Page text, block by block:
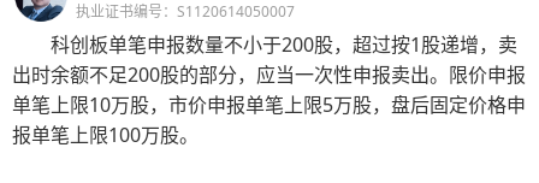
执业证书编号：S1120614050007
科创板单笔申报数量不小于200股，超过按1股递增，卖
出时余额不足200股的部分，应当一次性申报卖出。限价申报
单笔上限10万股，市价申报单笔上限5万股，盘后固定价格申
报单笔上限100万股。